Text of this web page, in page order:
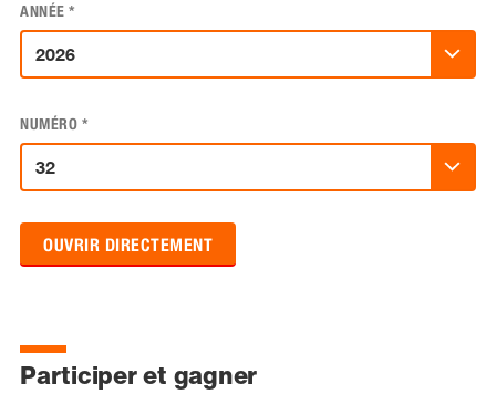
ANNÉE *
NUMÉRO *
OUVRIR DIRECTEMENT
Participer et gagner